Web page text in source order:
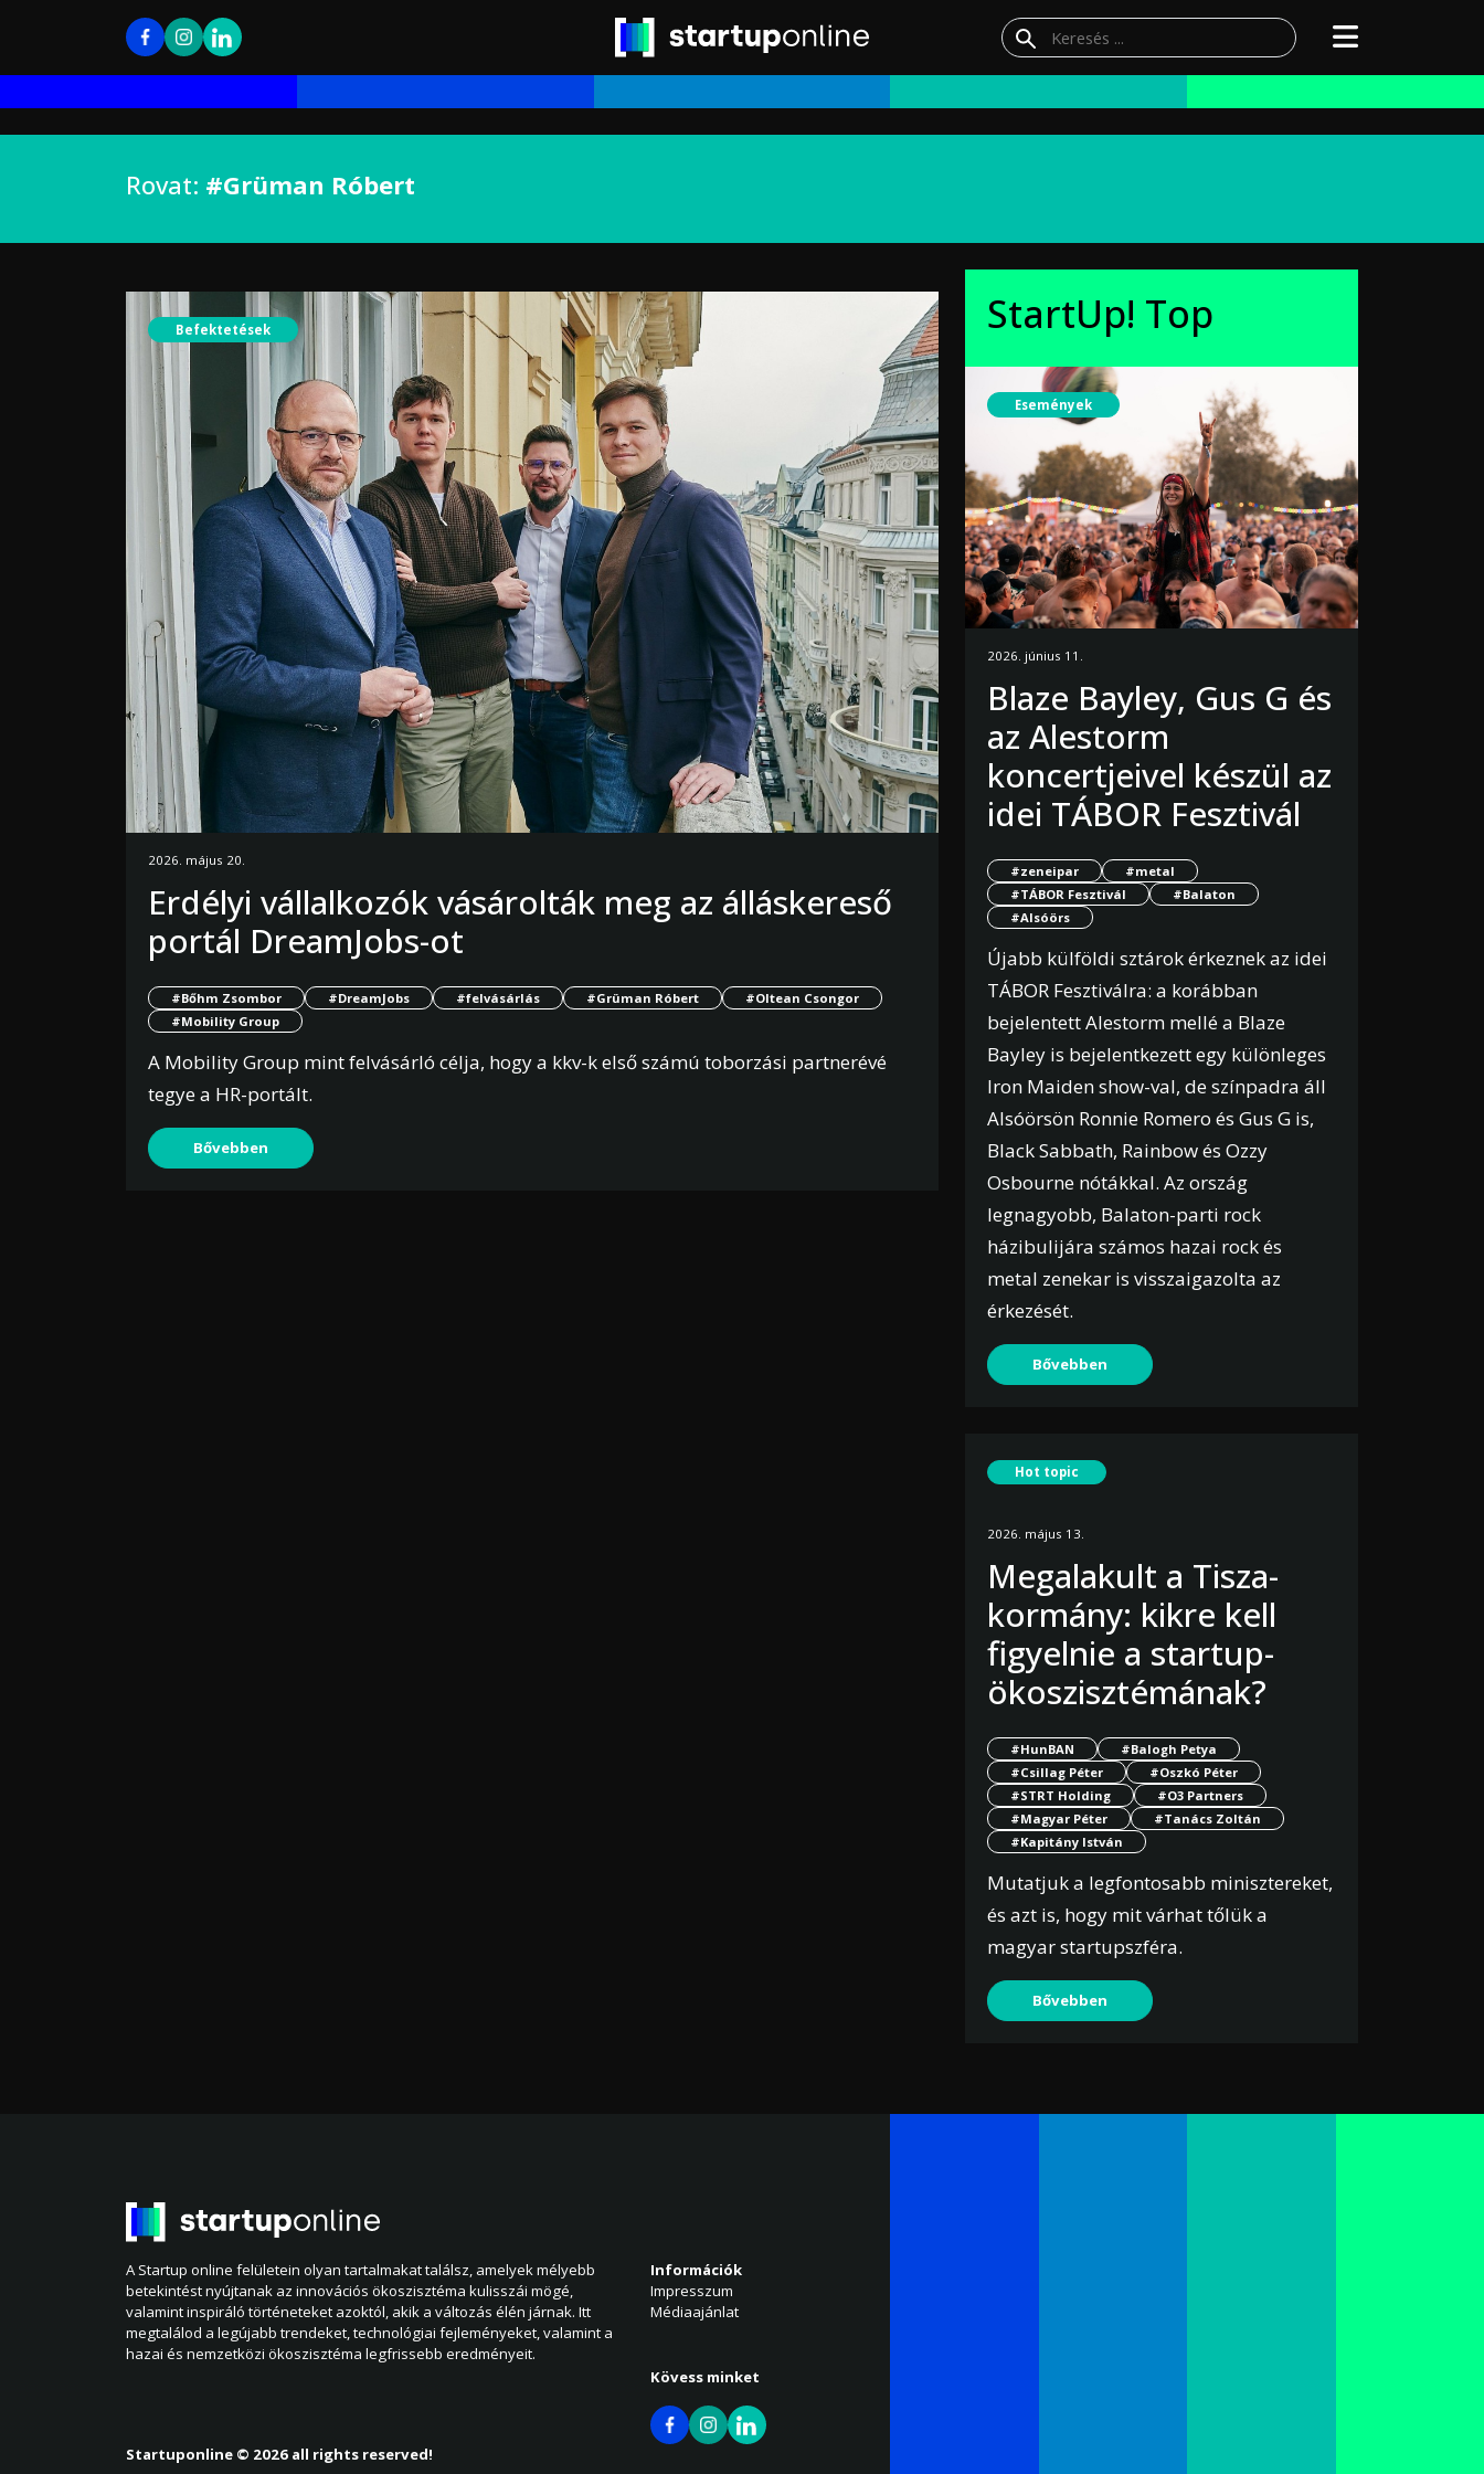
Rovat: #Grüman Róbert
Befektetések
2026. május 20.
Erdélyi vállalkozók vásárolták meg az álláskereső
portál DreamJobs-ot
#Bőhm Zsombor #DreamJobs #felvásárlás #Grüman Róbert
#Oltean Csongor
#Mobility Group
A Mobility Group mint felvásárló célja, hogy a kkv-k első számú toborzási partnerévé
tegye a HR-portált.
Bővebben
StartUp! Top
Események
2026. június 11.
Blaze Bayley, Gus G és
az Alestorm
koncertjeivel készül az
idei TÁBOR Fesztivál
#zeneipar
#metal
#TÁBOR Fesztivál
#Balaton
#Alsóörs
Újabb külföldi sztárok érkeznek az idei
TÁBOR Fesztiválra: a korábban
bejelentett Alestorm mellé a Blaze
Bayley is bejelentkezett egy különleges
Iron Maiden show-val, de színpadra áll
Alsóörsön Ronnie Romero és Gus G is,
Black Sabbath, Rainbow és Ozzy
Osbourne nótákkal. Az ország
legnagyobb, Balaton-parti rock
házibulijára számos hazai rock és
metal zenekar is visszaigazolta az
érkezését.
Bővebben
Hot topic
2026. május 13.
Megalakult a Tisza-
kormány: kikre kell
figyelnie a startup-
ökoszisztémának?
#HunBAN
#Balogh Petya
#Csillag Péter
#Oszkó Péter
#STRT Holding
#O3 Partners
#Magyar Péter
#Tanács Zoltán
#Kapitány István
Mutatjuk a legfontosabb minisztereket,
és azt is, hogy mit várhat tőlük a
magyar startupszféra.
Bővebben
A Startup online felületein olyan tartalmakat találsz, amelyek mélyebb
betekintést nyújtanak az innovációs ökoszisztéma kulisszái mögé,
valamint inspiráló történeteket azoktól, akik a változás élén járnak. Itt
megtalálod a legújabb trendeket, technológiai fejleményeket, valamint a
hazai és nemzetközi ökoszisztéma legfrissebb eredményeit.
Információk
Impresszum
Médiaajánlat
Kövess minket
Startuponline © 2026 all rights reserved!